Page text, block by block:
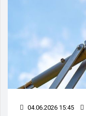
04.06.2026 15:45